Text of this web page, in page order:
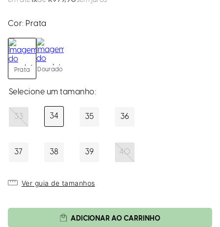
Cor: Prata
Prata Dourado
33 34 35 36
37 38 39 40
Ver guia de tamanhos
ADICIONAR AO CARRINHO